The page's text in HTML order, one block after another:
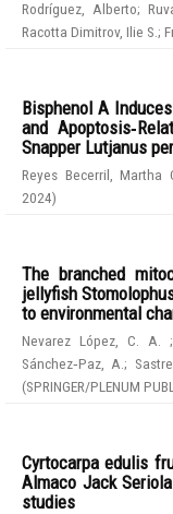
Rodríguez, Alberto;
Racotta Dimitrov, Ilie S. ;
Bisphenol A
and
Snapper Lutjanus
Reyes Becerril, Martha
2024)
The branched
jellyfish
to environmental
Nevarez López, C. A. ;
Sánchez‑Paz, A.;
(SPRINGER/PLENUM
Cyrtocarpa edulis
Almaco Jack
studies